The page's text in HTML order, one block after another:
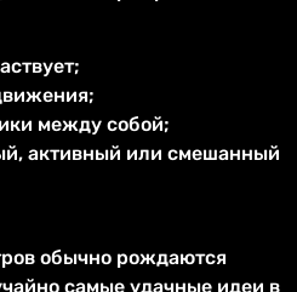
между собой;
активный или смешанный
обычно рождаются
самые удачные идеи в